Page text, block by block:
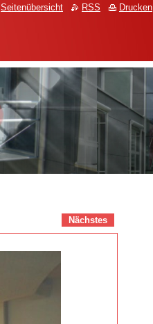
Nächstes
Seitenübersicht RSS Drucken